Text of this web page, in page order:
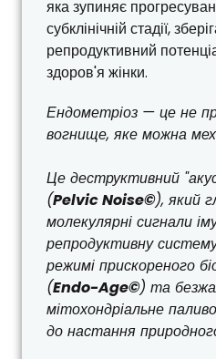
яка зупиняє
субклінічній стадії,
репродуктивний
здоров'я жінки.
Ендометріоз — це не
вогнище, яке можна
Це деструктивний
(Pelvic Noise©), який
молекулярні сигнали
репродуктивну
режимі прискореного
(Endo-Age©) та
мітохондріальне
до настання